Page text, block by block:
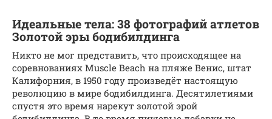
Идеальные тела: 38 фотографий атлетов
Золотой эры бодибилдинга
Никто не мог представить, что происходящее на
соревнованиях Muscle Beach на пляже Венис, штат
Калифорния, в 1950 году произведёт настоящую
революцию в мире бодибилдинга. Десятилетиями
спустя это время нарекут золотой эрой